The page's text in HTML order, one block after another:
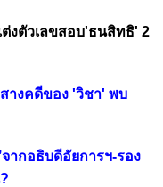
งตัวเลขสอบ'ธนสิทธิ' 2
างคดีของ 'วิชา' พบ
ากอธิบดีอัยการฯ-รอง